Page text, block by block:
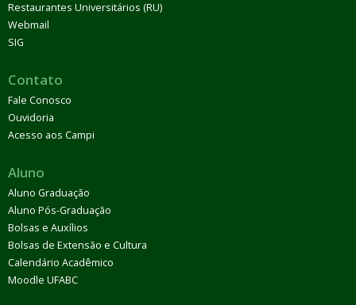
Restaurantes Universitários (RU)
Webmail
SIG
Contato
Fale Conosco
Ouvidoria
Acesso aos Campi
Aluno
Aluno Graduação
Aluno Pós-Graduação
Bolsas e Auxílios
Bolsas de Extensão e Cultura
Calendário Acadêmico
Moodle UFABC